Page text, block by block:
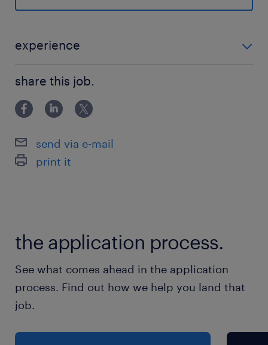
手元作業少なめ！
リーチフォークが多めです
まずはお気軽にお問合せ下さい
相模線／上溝駅（バス12分）
京王相模原線、横浜線、相模線／橋本(神奈川県)
駅（車18分）
横浜線／淵野辺駅（車16分）
experience
です）
share this job.
send via e-mail
print it
the application process.
See what comes ahead in the application
process. Find out how we help you land that
job.